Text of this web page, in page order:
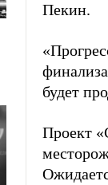
Пекин.
будет
Проект